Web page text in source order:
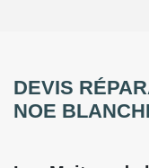
DEVIS
NOE